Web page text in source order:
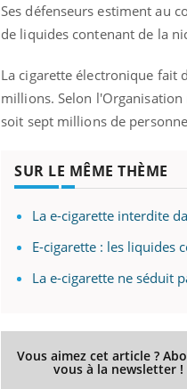
Ses défenseurs estiment au
de liquides contenant de la
La cigarette électronique fait
millions. Selon l'Organisation
soit sept millions de
SUR LE MÊME THÈME
La e-cigarette interdite
E-cigarette : les liquides
La e-cigarette ne séduit
Vous aimez cet article ?
vous à la newsletter !